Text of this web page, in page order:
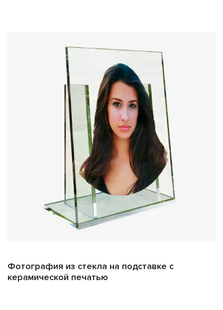
фиксацию и безопасность эксплуатации.
Дополнительные преимущества:
Невозможность выгорания:Благодаря использованию
специальной технологии печати, изображение
остается ярким и контрастным даже при длительном
воздействии солнечных лучей.
Высокая устойчивость к погодным условиям:Стекло не
боится ни дождя, ни снега, ни резких изменений
температуры, сохраняя свой первоначальный вид.
Стойкость к влаге и гниению:Материал не подвержен
процессам разрушения под воздействием воды и
микроорганизмов, что особенно важно для уличных
уникальный дизайн, соответствующий вашим
пожеланиям и особенностям конкретного мемориала.
Фотография из стекла на подставке с
керамической печатью